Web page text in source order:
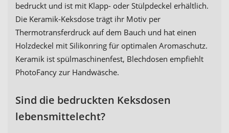
bedruckt und ist mit Klapp- oder Stülpdeckel erhältlich.
Die Keramik-Keksdose trägt ihr Motiv per
Thermotransferdruck auf dem Bauch und hat einen
Holzdeckel mit Silikonring für optimalen Aromaschutz.
Keramik ist spülmaschinenfest, Blechdosen empfiehlt
PhotoFancy zur Handwäsche.
Sind die bedruckten Keksdosen
lebensmittelecht?